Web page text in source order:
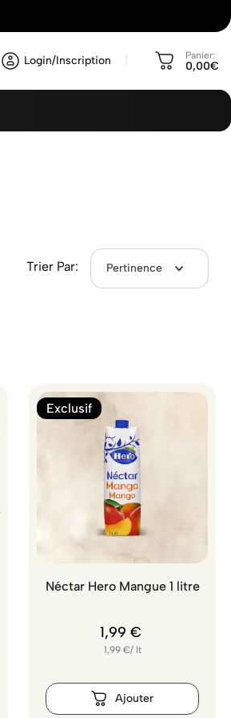
Login/Inscription Panier:
0,00€
Trier Par: Pertinence
Exclusif
Néctar Hero Mangue 1 litre
1,99 €
1,99 €/ lt